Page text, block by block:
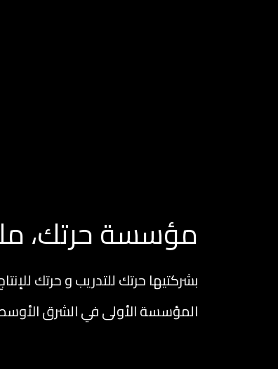
مؤسسة حرتك،
بشركتيها حرتك للتدريب و حرتك
المؤسسة الأولى في الشرق الأوسط